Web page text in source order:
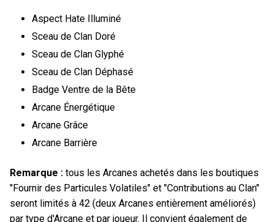
Aspect Hate Illuminé
Sceau de Clan Doré
Sceau de Clan Glyphé
Sceau de Clan Déphasé
Badge Ventre de la Bête
Arcane Énergétique
Arcane Grâce
Arcane Barrière
Remarque : tous les Arcanes achetés dans les boutiques
"Fournir des Particules Volatiles" et "Contributions au Clan"
seront limités à 42 (deux Arcanes entièrement améliorés)
par type d'Arcane et par joueur. Il convient également de